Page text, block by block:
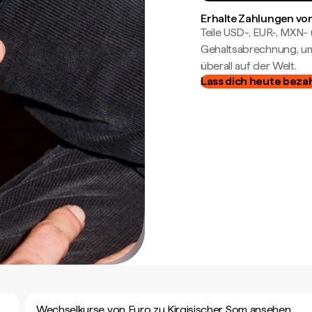
Erhalte Zahlungen
Teile USD-, EUR-,
Gehaltsabrechnung,
überall auf der Welt.
Lass dich heute